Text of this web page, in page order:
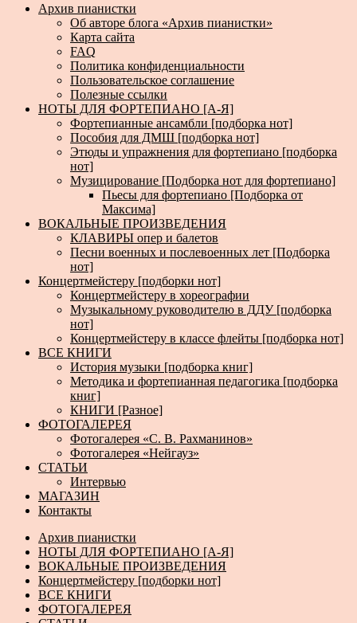
Архив пианистки
Об авторе блога «Архив пианистки»
Карта сайта
FAQ
Политика конфиденциальности
Пользовательское соглашение
Полезные ссылки
НОТЫ ДЛЯ ФОРТЕПИАНО [А-Я]
Фортепианные ансамбли [подборка нот]
Пособия для ДМШ [подборка нот]
Этюды и упражнения для фортепиано [подборка
нот]
Музицирование [Подборка нот для фортепиано]
Пьесы для фортепиано [Подборка от
Максима]
ВОКАЛЬНЫЕ ПРОИЗВЕДЕНИЯ
КЛАВИРЫ опер и балетов
Песни военных и послевоенных лет [Подборка
нот]
Концертмейстеру [подборки нот]
Концертмейстеру в хореографии
Музыкальному руководителю в ДДУ [подборка
нот]
Концертмейстеру в классе флейты [подборка нот]
ВСЕ КНИГИ
История музыки [подборка книг]
Методика и фортепианная педагогика [подборка
книг]
КНИГИ [Разное]
ФОТОГАЛЕРЕЯ
Фотогалерея «С. В. Рахманинов»
Фотогалерея «Нейгауз»
СТАТЬИ
Интервью
МАГАЗИН
Контакты
Архив пианистки
НОТЫ ДЛЯ ФОРТЕПИАНО [А-Я]
ВОКАЛЬНЫЕ ПРОИЗВЕДЕНИЯ
Концертмейстеру [подборки нот]
ВСЕ КНИГИ
ФОТОГАЛЕРЕЯ